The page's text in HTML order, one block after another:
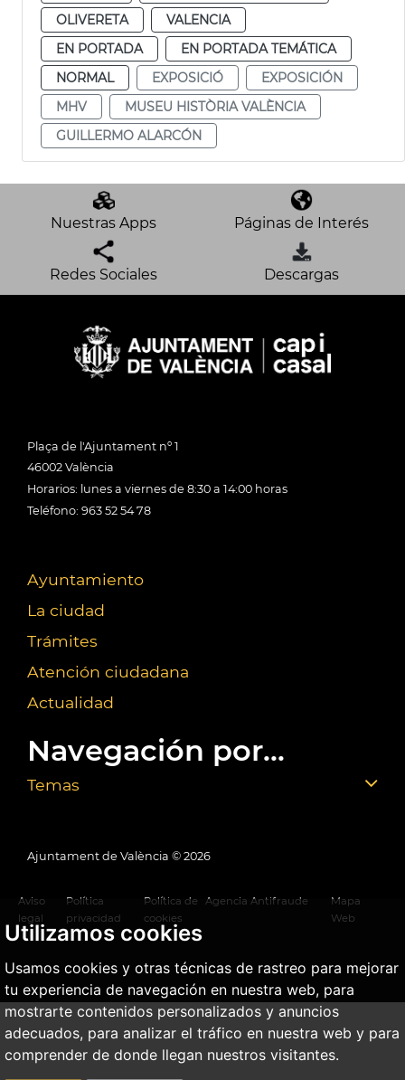
Utilizamos cookies
Usamos cookies y otras técnicas de rastreo para mejorar
tu experiencia de navegación en nuestra web, para
mostrarte contenidos personalizados y anuncios
adecuados, para analizar el tráfico en nuestra web y para
comprender de donde llegan nuestros visitantes.
OLIVERETA
VALENCIA
EN PORTADA
EN PORTADA TEMÁTICA
NORMAL
EXPOSICIÓ
EXPOSICIÓN
MHV
MUSEU HISTÒRIA VALÈNCIA
GUILLERMO ALARCÓN
Nuestras Apps Páginas de Interés
Redes Sociales Descargas
Plaça de l'Ajuntament nº 1
46002 València
Horarios: lunes a viernes de 8:30 a 14:00 horas
Teléfono: 963 52 54 78
Ayuntamiento
La ciudad
Trámites
Atención ciudadana
Actualidad
Navegación por...
Temas
Ajuntament de València © 2026
Aviso
legal
Política
privacidad
Política de
cookies
Agencia Antifraude
Mapa
Web